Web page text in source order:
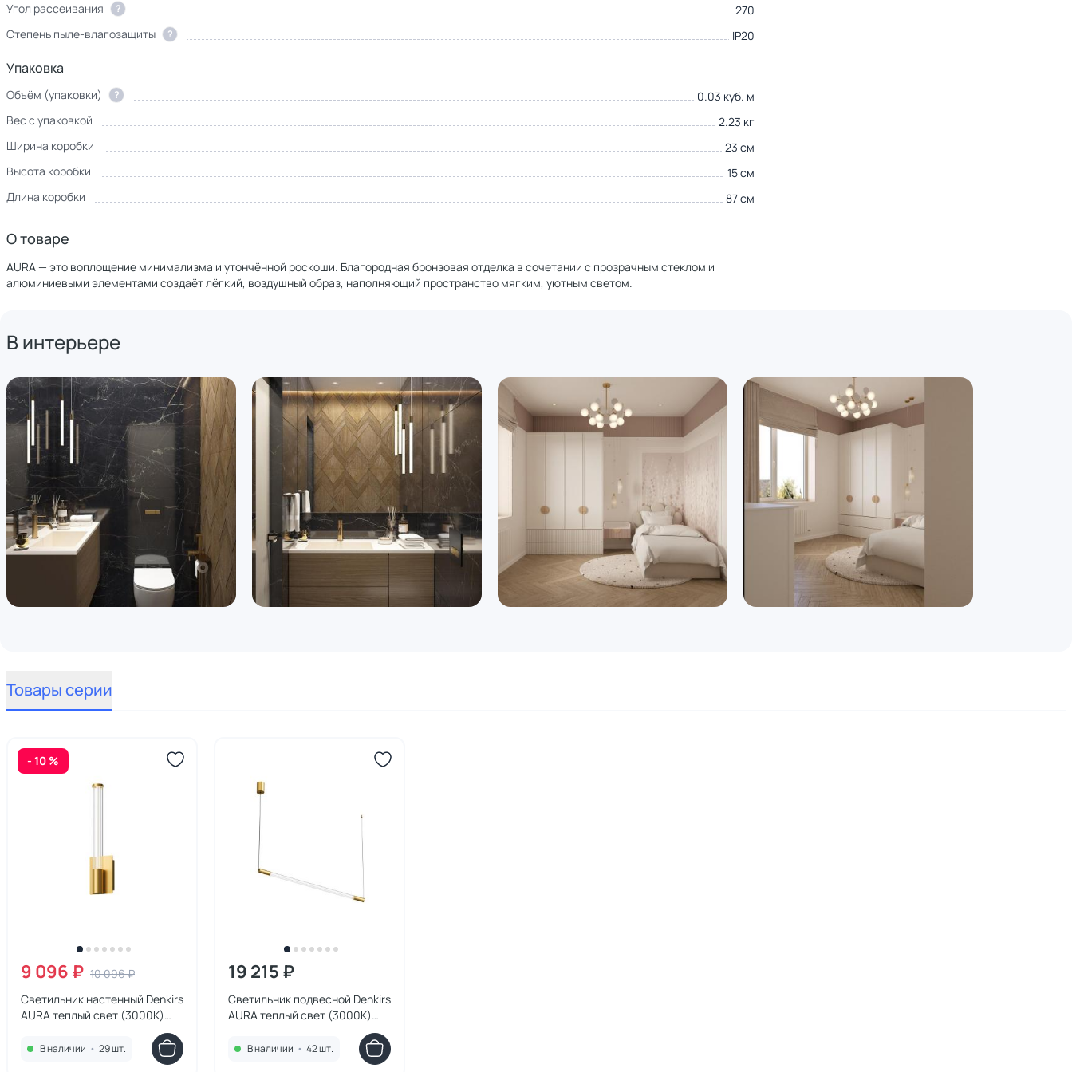
Угол рассеивания
?
270
Степень пыле-влагозащиты
? IP20
Упаковка
Объём (упаковки) ?
0.03 куб. м
Вес с упаковкой
2.23 кг
Ширина коробки
23 см
Высота коробки
15 см
Длина коробки
87 см
О товаре
AURA — это воплощение минимализма и утончённой роскоши. Благородная бронзовая отделка в сочетании с прозрачным стеклом и
алюминиевыми элементами создаёт лёгкий, воздушный образ, наполняющий пространство мягким, уютным светом.
В интерьере
Товары серии
- 10 %
9 096 ₽ 10 096 ₽
Светильник настенный Denkirs
AURA теплый свет (3000К)
матовое
В наличии • 29 шт.
19 215 ₽
Светильник подвесной Denkirs
AURA теплый свет (3000К)
матовое
В наличии • 42 шт.